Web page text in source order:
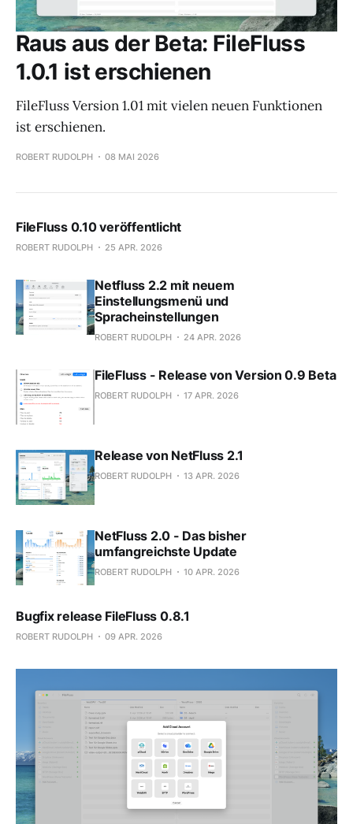
Raus aus der Beta: FileFluss
1.0.1 ist erschienen
FileFluss Version 1.01 mit vielen neuen Funktionen
ist erschienen.
ROBERT RUDOLPH 08 MAI 2026
FileFluss 0.10 veröffentlicht
ROBERT RUDOLPH 25 APR. 2026
Netfluss 2.2 mit neuem
Einstellungsmenü und
Spracheinstellungen
ROBERT RUDOLPH 24 APR. 2026
FileFluss - Release von Version 0.9 Beta
ROBERT RUDOLPH 17 APR. 2026
Release von NetFluss 2.1
ROBERT RUDOLPH 13 APR. 2026
NetFluss 2.0 - Das bisher
umfangreichste Update
ROBERT RUDOLPH 10 APR. 2026
Bugfix release FileFluss 0.8.1
ROBERT RUDOLPH 09 APR. 2026